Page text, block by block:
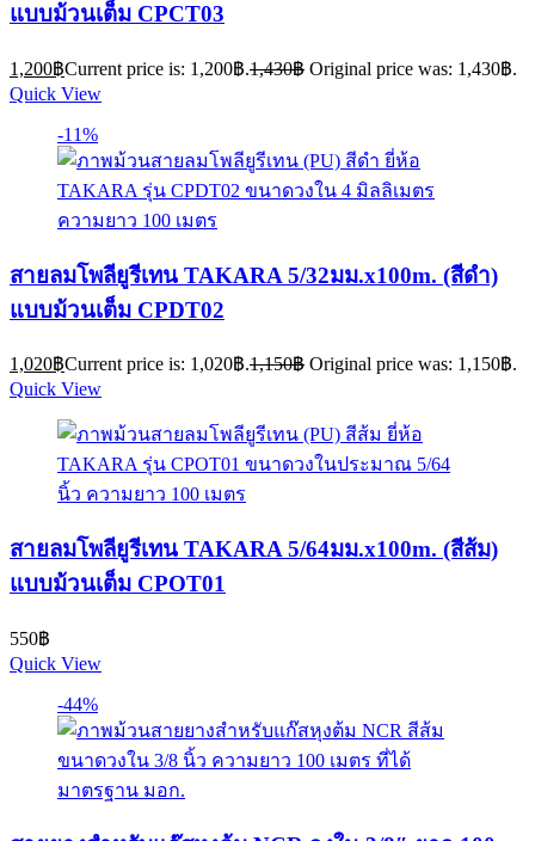
แบบม้วนเต็ม CPCT03
1,200฿Current price is: 1,200฿.1,430฿ Original price was: 1,430฿.
Quick View
-11%
สายลมโพลียูรีเทน TAKARA 5/32มม.x100m. (สีดำ)
แบบม้วนเต็ม CPDT02
1,020฿Current price is: 1,020฿.1,150฿ Original price was: 1,150฿.
Quick View
สายลมโพลียูรีเทน TAKARA 5/64มม.x100m. (สีส้ม)
แบบม้วนเต็ม CPOT01
550฿
Quick View
-44%